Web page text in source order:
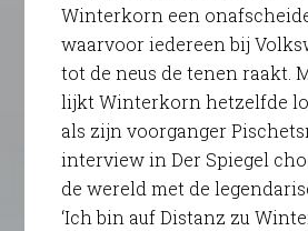
Winterkorn een
waarvoor iedereen bij
tot de neus de tenen raakt.
lijkt Winterkorn hetzelfde
als zijn voorganger
interview in Der Spiegel
de wereld met de
‘Ich bin auf Distanz zu